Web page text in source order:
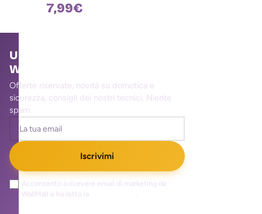
7,99€
Unisciti alla community
WallMall
Offerte riservate, novità su domotica e
sicurezza, consigli dei nostri tecnici. Niente
spam.
Iscrivimi
Acconsento a ricevere email di marketing da
WallMall e ho letto la
.